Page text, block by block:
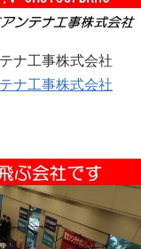
ナ工事株式会社
ナ工事株式会社